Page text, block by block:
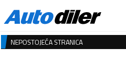
NEPOSTOJEĆA STRANICA